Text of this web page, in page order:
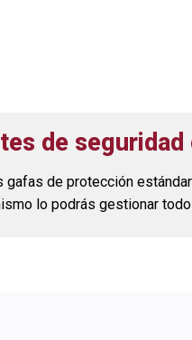
de
de protección
lo podrás gestionar